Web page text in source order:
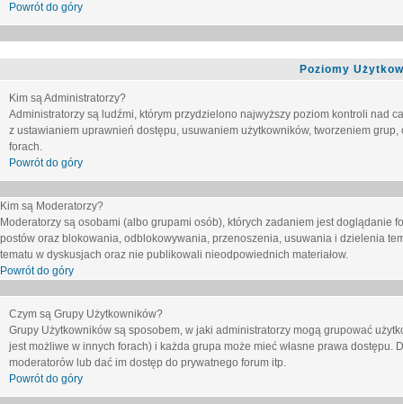
Powrót do góry
Poziomy
Kim są Administratorzy?
Administratorzy są ludźmi, którym przydzielono najwyższy poziom kontroli nad
z ustawianiem uprawnień dostępu, usuwaniem użytkowników, tworzeniem
forach.
Powrót do góry
Kim są Moderatorzy?
Moderatorzy są osobami (albo grupami osób), których zadaniem jest
postów oraz blokowania, odblokowywania, przenoszenia, usuwania i dzielenia
tematu w dyskusjach oraz nie publikowali nieodpowiednich materiałow.
Powrót do góry
Czym są Grupy Użytkowników?
Grupy Użytkowników są sposobem, w jaki administratorzy mogą grupować
jest możliwe w innych forach) i każda grupa może mieć własne prawa
moderatorów lub dać im dostęp do prywatnego forum itp.
Powrót do góry